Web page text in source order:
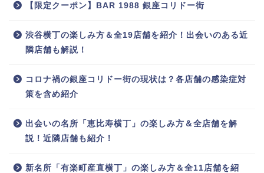
【限定クーポン】BAR 1988 銀座コリドー街
渋谷横丁の楽しみ方＆全19店舗を紹介！出会いのある近
隣店舗も解説！
コロナ禍の銀座コリドー街の現状は？各店舗の感染症対
策を含め紹介
出会いの名所「恵比寿横丁」の楽しみ方＆全店舗を解
説！近隣店舗も紹介！
新名所「有楽町産直横丁」の楽しみ方＆全11店舗を紹
コリドー電話帳